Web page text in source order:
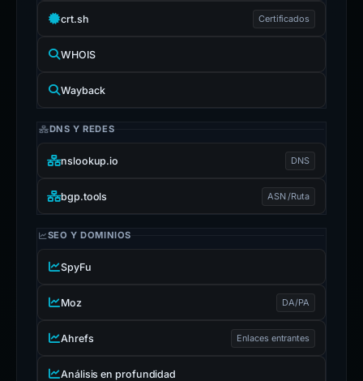
crt.sh Certificados
WHOIS
Wayback
DNS Y REDES
nslookup.io DNS
bgp.tools ASN /Ruta
SEO Y DOMINIOS
SpyFu
Moz DA/PA
Ahrefs Enlaces entrantes
Análisis en profundidad